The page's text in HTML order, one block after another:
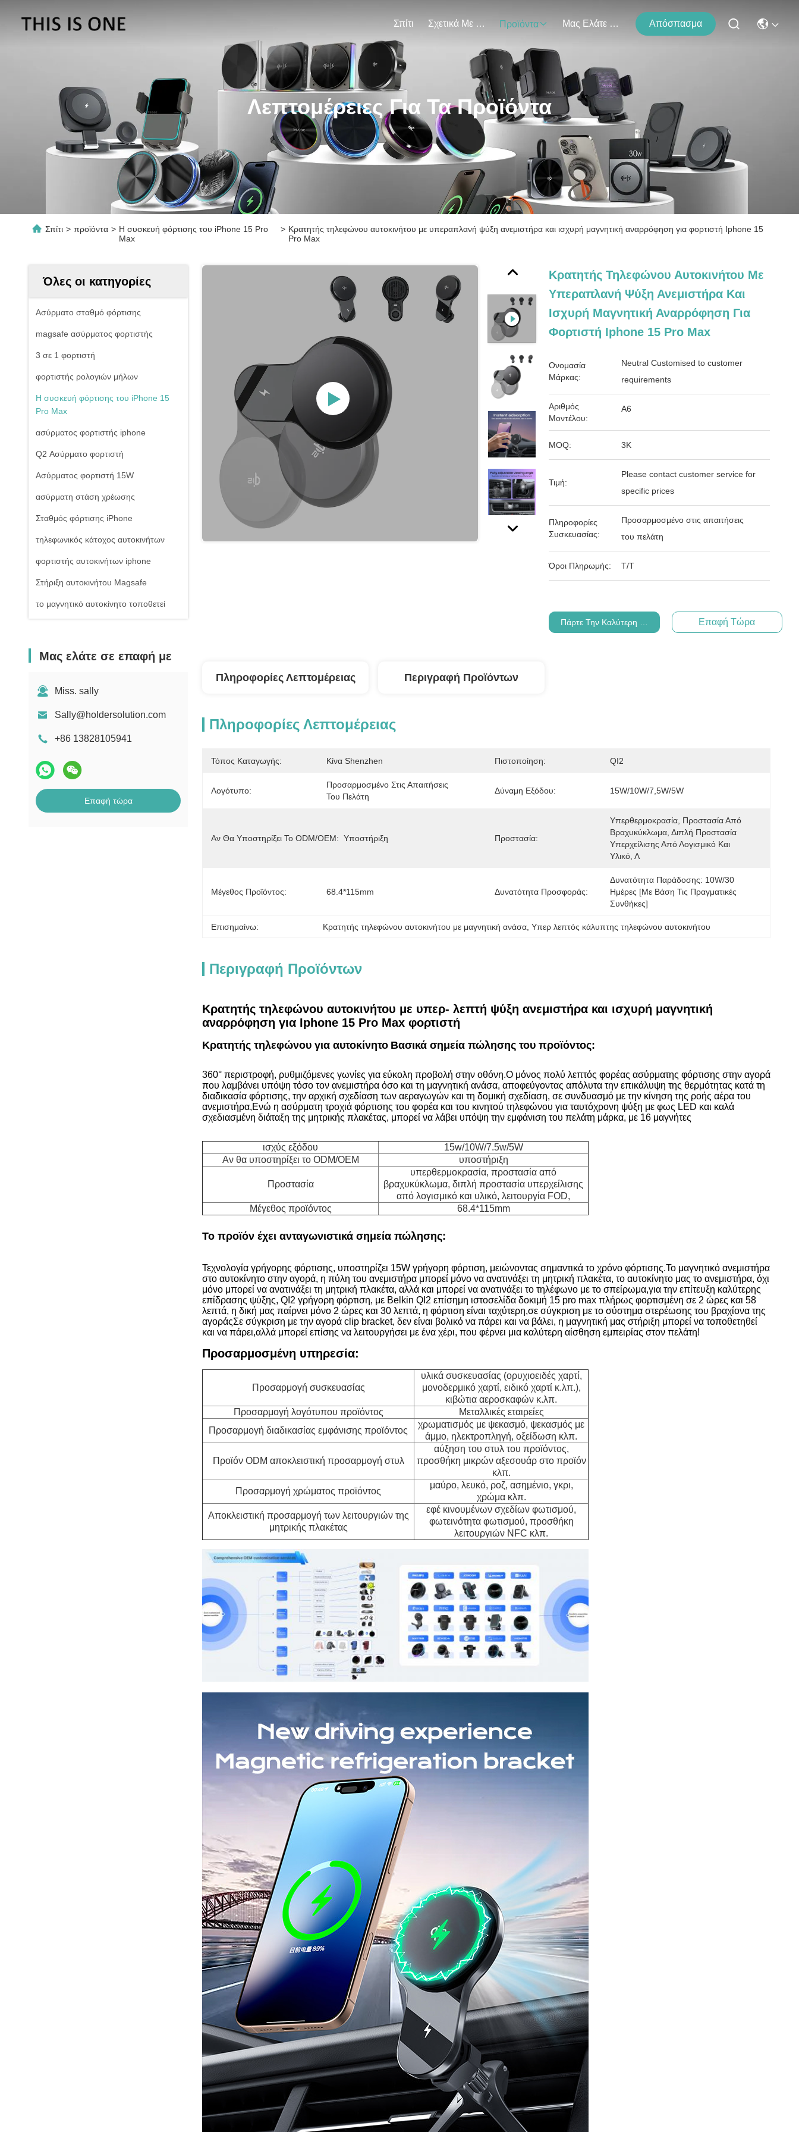
Σπίτι Σχετικά Με Εμάς Προϊόντα Μας Ελάτε Σε Επαφή Με Απόσπασμα
Λεπτομέρειες Για Τα Προϊόντα
Σπίτι > προϊόντα > Η συσκευή φόρτισης του iPhone 15 Pro
Max
> Κρατητής τηλεφώνου αυτοκινήτου με υπεραπλανή ψύξη ανεμιστήρα και ισχυρή μαγνητική αναρρόφηση για φορτιστή Iphone 15
Pro Max
Όλες οι κατηγορίες
Ασύρματο σταθμό φόρτισης
magsafe ασύρματος φορτιστής
3 σε 1 φορτιστή
φορτιστής ρολογιών μήλων
Η συσκευή φόρτισης του iPhone 15
Pro Max
ασύρματος φορτιστής iphone
Q2 Ασύρματο φορτιστή
Ασύρματος φορτιστή 15W
ασύρματη στάση χρέωσης
Σταθμός φόρτισης iPhone
τηλεφωνικός κάτοχος αυτοκινήτων
φορτιστής αυτοκινήτων iphone
Στήριξη αυτοκινήτου Magsafe
το μαγνητικό αυτοκίνητο τοποθετεί
Μας ελάτε σε επαφή με
Miss. sally
Sally@holdersolution.com
+86 13828105941
Επαφή τώρα
Κρατητής Τηλεφώνου Αυτοκινήτου Με
Υπεραπλανή Ψύξη Ανεμιστήρα Και
Ισχυρή Μαγνητική Αναρρόφηση Για
Φορτιστή Iphone 15 Pro Max
Ονομασία
Μάρκας:
Neutral Customised to customer
requirements
Αριθμός
Μοντέλου:
Α6
MOQ: 3K
Τιμή:
Please contact customer service for
specific prices
Πληροφορίες
Συσκευασίας:
Προσαρμοσμένο στις απαιτήσεις
του πελάτη
Όροι Πληρωμής: Τ/Τ
Πάρτε Την Καλύτερη Τιμή Επαφή Τώρα
Πληροφορίες Λεπτομέρειας Περιγραφή Προϊόντων
Πληροφορίες Λεπτομέρειας
Τόπος Καταγωγής: Κίνα Shenzhen Πιστοποίηση: QI2
Λογότυπο:
Προσαρμοσμένο Στις Απαιτήσεις
Του Πελάτη
Δύναμη Εξόδου: 15W/10W/7,5W/5W
Αν Θα Υποστηρίξει Το ODM/OEM: Υποστήριξη Προστασία:
Υπερθερμοκρασία, Προστασία Από
Βραχυκύκλωμα, Διπλή Προστασία
Υπερχείλισης Από Λογισμικό Και
Υλικό, Λ
Μέγεθος Προϊόντος: 68.4*115mm Δυνατότητα Προσφοράς:
Δυνατότητα Παράδοσης: 10W/30
Ημέρες [με Βάση Τις Πραγματικές
Συνθήκες]
Επισημαίνω: Κρατητής τηλεφώνου αυτοκινήτου με μαγνητική ανάσα , Υπερ λεπτός κάλυπτης τηλεφώνου αυτοκινήτου
Περιγραφή Προϊόντων
Κρατητής τηλεφώνου αυτοκινήτου με υπερ- λεπτή ψύξη ανεμιστήρα και ισχυρή μαγνητική
αναρρόφηση για Iphone 15 Pro Max φορτιστή
Κρατητής τηλεφώνου για αυτοκίνητο Βασικά σημεία πώλησης του προϊόντος:
360° περιστροφή, ρυθμιζόμενες γωνίες για εύκολη προβολή στην οθόνη.Ο μόνος πολύ λεπτός φορέας ασύρματης φόρτισης στην αγορά
που λαμβάνει υπόψη τόσο τον ανεμιστήρα όσο και τη μαγνητική ανάσα, αποφεύγοντας απόλυτα την επικάλυψη της θερμότητας κατά τη
διαδικασία φόρτισης, την αρχική σχεδίαση των αεραγωγών και τη δομική σχεδίαση, σε συνδυασμό με την κίνηση της ροής αέρα του
ανεμιστήρα,Ενώ η ασύρματη τροχιά φόρτισης του φορέα και του κινητού τηλεφώνου για ταυτόχρονη ψύξη με φως LED και καλά
σχεδιασμένη διάταξη της μητρικής πλακέτας, μπορεί να λάβει υπόψη την εμφάνιση του πελάτη μάρκα, με 16 μαγνήτες
ισχύς εξόδου
15w/10W/7.5w/5W
Αν θα υποστηρίξει το ODM/OEM
υποστήριξη
Προστασία
υπερθερμοκρασία, προστασία από
βραχυκύκλωμα, διπλή προστασία υπερχείλισης
από λογισμικό και υλικό, λειτουργία FOD,
Μέγεθος προϊόντος
68.4*115mm
Το προϊόν έχει ανταγωνιστικά σημεία πώλησης:
Τεχνολογία γρήγορης φόρτισης, υποστηρίζει 15W γρήγορη φόρτιση, μειώνοντας σημαντικά το χρόνο φόρτισης.Το μαγνητικό ανεμιστήρα
στο αυτοκίνητο στην αγορά, η πύλη του ανεμιστήρα μπορεί μόνο να ανατινάξει τη μητρική πλακέτα, το αυτοκίνητο μας το ανεμιστήρα, όχι
μόνο μπορεί να ανατινάξει τη μητρική πλακέτα, αλλά και μπορεί να ανατινάξει το τηλέφωνο με το σπείρωμα,για την επίτευξη καλύτερης
επίδρασης ψύξης, QI2 γρήγορη φόρτιση, με Belkin QI2 επίσημη ιστοσελίδα δοκιμή 15 pro max πλήρως φορτισμένη σε 2 ώρες και 58
λεπτά, η δική μας παίρνει μόνο 2 ώρες και 30 λεπτά, η φόρτιση είναι ταχύτερη,σε σύγκριση με το σύστημα στερέωσης του βραχίονα της
αγοράςΣε σύγκριση με την αγορά clip bracket, δεν είναι βολικό να πάρει και να βάλει, η μαγνητική μας στήριξη μπορεί να τοποθετηθεί
και να πάρει,αλλά μπορεί επίσης να λειτουργήσει με ένα χέρι, που φέρνει μια καλύτερη αίσθηση εμπειρίας στον πελάτη!
Προσαρμοσμένη υπηρεσία:
Προσαρμογή συσκευασίας
υλικά συσκευασίας (ορυχιοειδές χαρτί,
μονοδερμικό χαρτί, ειδικό χαρτί κ.λπ.),
κιβώτια αεροσκαφών κ.λπ.
Προσαρμογή λογότυπου προϊόντος
Μεταλλικές εταιρείες
Προσαρμογή διαδικασίας εμφάνισης προϊόντος
χρωματισμός με ψεκασμό, ψεκασμός με
άμμο, ηλεκτροπληγή, οξείδωση κλπ.
Προϊόν ODM αποκλειστική προσαρμογή στυλ
αύξηση του στυλ του προϊόντος,
προσθήκη μικρών αξεσουάρ στο προϊόν
κλπ.
Προσαρμογή χρώματος προϊόντος
μαύρο, λευκό, ροζ, ασημένιο, γκρι,
χρώμα κλπ.
Αποκλειστική προσαρμογή των λειτουργιών της
μητρικής πλακέτας
εφέ κινουμένων σχεδίων φωτισμού,
φωτεινότητα φωτισμού, προσθήκη
λειτουργιών NFC κλπ.